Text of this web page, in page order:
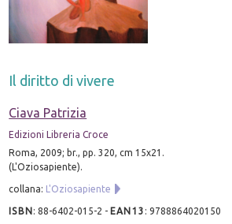
Il diritto di vivere
Ciava Patrizia
Edizioni Libreria Croce
Roma, 2009; br., pp. 320, cm 15x21.
(L'Oziosapiente).
collana: L'Oziosapiente
ISBN:88-6402-015-2 - EAN13 :9788864020150